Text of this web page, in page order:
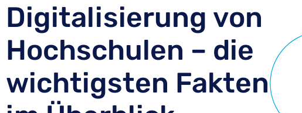
Digitalisierung von
Hochschulen – die
wichtigsten Fakten